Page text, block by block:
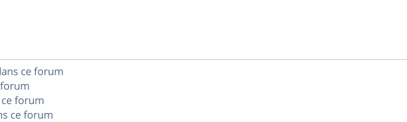
g
s
ce forum
forum
ce forum